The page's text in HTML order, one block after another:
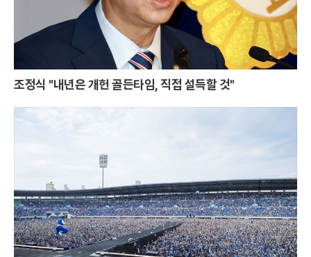
조정식 "내년은 개헌 골든타임, 직접 설득할 것"